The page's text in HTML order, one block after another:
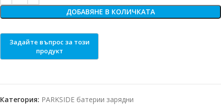
ДОБАВЯНЕ В КОЛИЧКАТА
Категория: PARKSIDE батерии зарядни